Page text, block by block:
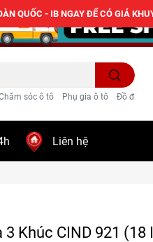
sóc ô tô Phụ gia ô tô Đồ điện ô
Liên hệ
3 Khúc CIND 921
QUỐC - IB NGAY ĐỂ CÓ GIÁ